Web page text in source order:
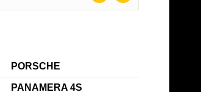
PORSCHE
PANAMERA 4S